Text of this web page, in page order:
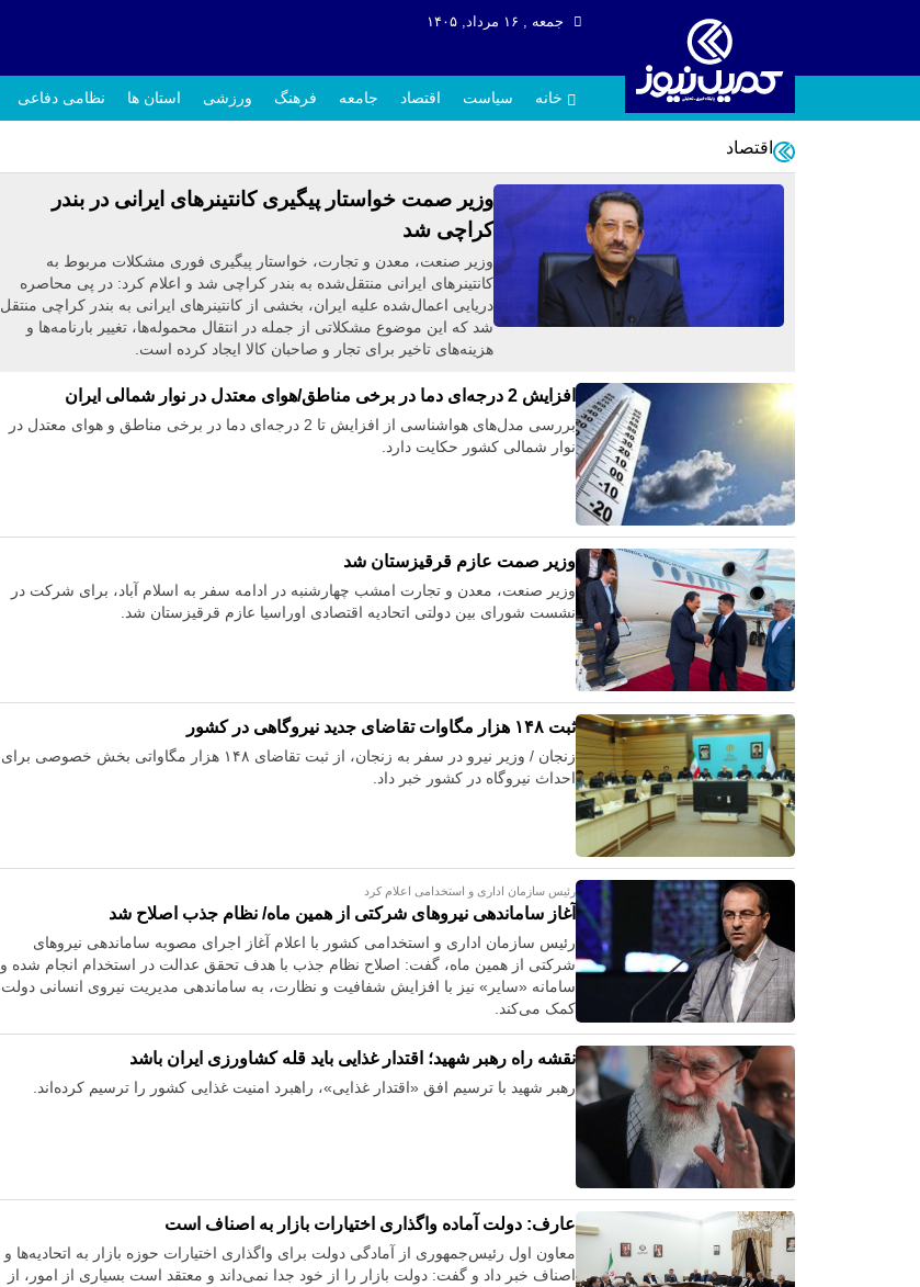
جمعه , ۱۶ مرداد, ۱۴۰۵
خانه سیاست اقتصاد جامعه فرهنگ ورزشی استان ها نظامی دفاعی
اقتصاد
وزیر صمت خواستار پیگیری کانتینرهای ایرانی در بندر
کراچی شد
وزیر صنعت، معدن و تجارت، خواستار پیگیری فوری مشکلات مربوط به
کانتینرهای ایرانی منتقل‌شده به بندر کراچی شد و اعلام کرد: در پی محاصره
دریایی اعمال‌شده علیه ایران، بخشی از کانتینرهای ایرانی به بندر کراچی منتقل
شد که این موضوع مشکلاتی از جمله در انتقال محموله‌ها، تغییر بارنامه‌ها و
هزینه‌های تاخیر برای تجار و صاحبان کالا ایجاد کرده است.
افزایش 2 درجه‌ای دما در برخی مناطق/هوای معتدل در نوار شمالی ایران
بررسی مدل‌های هواشناسی از افزایش تا 2 درجه‌ای دما در برخی مناطق و هوای معتدل در
نوار شمالی کشور حکایت دارد.
وزیر صمت عازم قرقیزستان شد
وزیر صنعت، معدن و تجارت امشب چهارشنبه در ادامه سفر به اسلام آباد، برای شرکت در
نشست شورای بین دولتی اتحادیه اقتصادی اوراسیا عازم قرقیزستان شد.
ثبت ۱۴۸ هزار مگاوات تقاضای جدید نیروگاهی در کشور
زنجان / وزیر نیرو در سفر به زنجان، از ثبت تقاضای ۱۴۸ هزار مگاواتی بخش خصوصی برای
احداث نیروگاه در کشور خبر داد.
رئیس سازمان اداری و استخدامی اعلام کرد
آغاز ساماندهی نیروهای شرکتی از همین ماه/ نظام جذب اصلاح شد
رئیس سازمان اداری و استخدامی کشور با اعلام آغاز اجرای مصوبه ساماندهی نیروهای
شرکتی از همین ماه، گفت: اصلاح نظام جذب با هدف تحقق عدالت در استخدام انجام شده و
سامانه «سایر» نیز با افزایش شفافیت و نظارت، به ساماندهی مدیریت نیروی انسانی دولت
کمک می‌کند.
نقشه راه رهبر شهید؛ اقتدار غذایی باید قله کشاورزی ایران باشد
رهبر شهید با ترسیم افق «اقتدار غذایی»، راهبرد امنیت غذایی کشور را ترسیم کرده‌اند.
عارف: دولت آماده واگذاری اختیارات بازار به اصناف است
معاون اول رئیس‌جمهوری از آمادگی دولت برای واگذاری اختیارات حوزه بازار به اتحادیه‌ها و
اصناف خبر داد و گفت: دولت بازار را از خود جدا نمی‌داند و معتقد است بسیاری از امور، از